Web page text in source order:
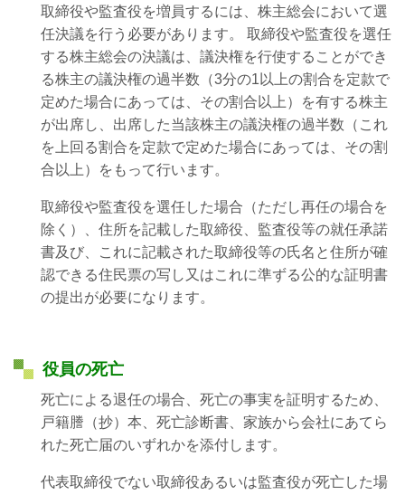
取締役や監査役を増員するには、株主総会において選
任決議を行う必要があります。 取締役や監査役を選任
する株主総会の決議は、議決権を行使することができ
る株主の議決権の過半数（3分の1以上の割合を定款で
定めた場合にあっては、その割合以上）を有する株主
が出席し、出席した当該株主の議決権の過半数（これ
を上回る割合を定款で定めた場合にあっては、その割
合以上）をもって行います。
取締役や監査役を選任した場合（ただし再任の場合を
除く）、住所を記載した取締役、監査役等の就任承諾
書及び、これに記載された取締役等の氏名と住所が確
認できる住民票の写し又はこれに準ずる公的な証明書
の提出が必要になります。
役員の死亡
死亡による退任の場合、死亡の事実を証明するため、
戸籍謄（抄）本、死亡診断書、家族から会社にあてら
れた死亡届のいずれかを添付します。
代表取締役でない取締役あるいは監査役が死亡した場